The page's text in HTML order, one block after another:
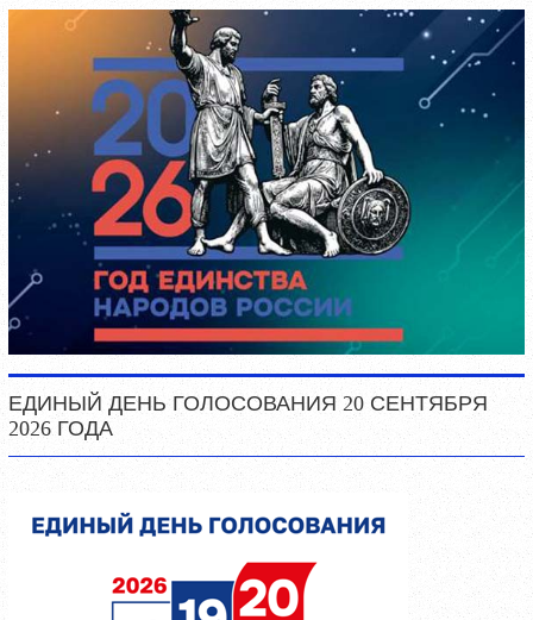
ЕДИНЫЙ ДЕНЬ ГОЛОСОВАНИЯ 20 СЕНТЯБРЯ
2026 ГОДА